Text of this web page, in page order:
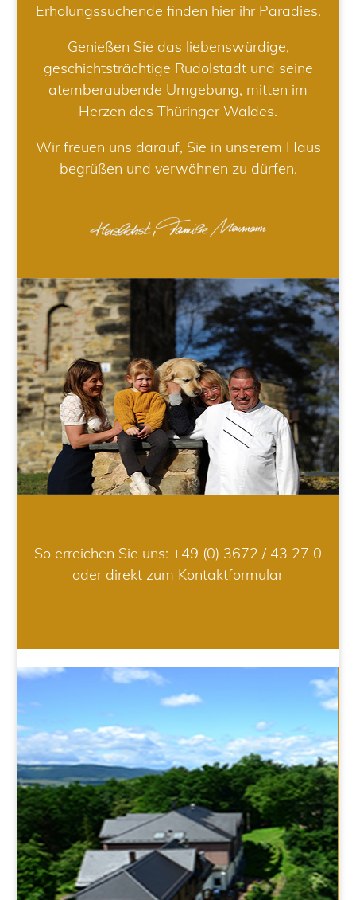
Erholungssuchende finden hier ihr Paradies.
Genießen Sie das liebenswürdige,
geschichtsträchtige Rudolstadt und seine
atemberaubende Umgebung, mitten im
Herzen des Thüringer Waldes.
Wir freuen uns darauf, Sie in unserem Haus
begrüßen und verwöhnen zu dürfen.
So erreichen Sie uns: +49 (0) 3672 / 43 27 0
oder direkt zum Kontaktformular
HOTEL